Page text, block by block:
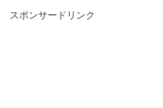
スポンサードリンク